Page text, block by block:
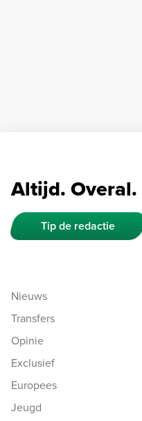
Altijd. Overal.
Tip de redactie
Nieuws
Transfers
Opinie
Exclusief
Europees
Jeugd